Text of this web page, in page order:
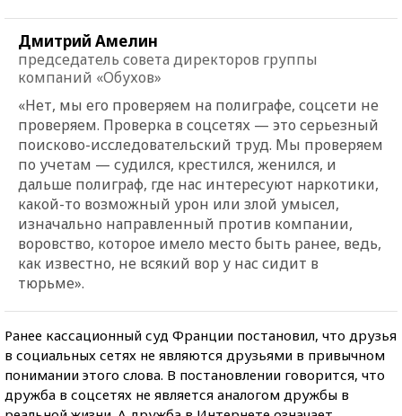
Дмитрий Амелин
председатель совета директоров группы
компаний «Обухов»
«Нет, мы его проверяем на полиграфе, соцсети не
проверяем. Проверка в соцсетях — это серьезный
поисково-исследовательский труд. Мы проверяем
по учетам — судился, крестился, женился, и
дальше полиграф, где нас интересуют наркотики,
какой-то возможный урон или злой умысел,
изначально направленный против компании,
воровство, которое имело место быть ранее, ведь,
как известно, не всякий вор у нас сидит в
тюрьме».
Ранее кассационный суд Франции постановил, что друзья
в социальных сетях не являются друзьями в привычном
понимании этого слова. В постановлении говорится, что
дружба в соцсетях не является аналогом дружбы в